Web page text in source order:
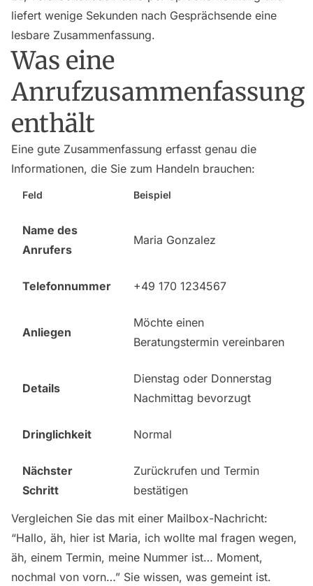
liefert wenige Sekunden nach Gesprächsende eine
lesbare Zusammenfassung.
Was eine
Anrufzusammenfassung
enthält
Eine gute Zusammenfassung erfasst genau die
Informationen, die Sie zum Handeln brauchen:
Feld Beispiel
Name des
Anrufers
Maria Gonzalez
Telefonnummer +49 170 1234567
Anliegen
Möchte einen
Beratungstermin vereinbaren
Details
Dienstag oder Donnerstag
Nachmittag bevorzugt
Dringlichkeit Normal
Nächster
Schritt
Zurückrufen und Termin
bestätigen
Vergleichen Sie das mit einer Mailbox-Nachricht:
“Hallo, äh, hier ist Maria, ich wollte mal fragen wegen,
äh, einem Termin, meine Nummer ist… Moment,
nochmal von vorn…” Sie wissen, was gemeint ist.